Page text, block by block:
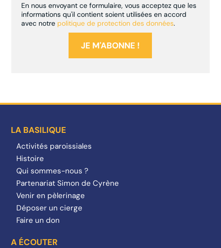
En nous envoyant ce formulaire, vous acceptez que les
informations qu'il contient soient utilisées en accord
avec notre politique de protection des données.
LA BASILIQUE
Activités paroissiales
Histoire
Qui sommes-nous ?
Partenariat Simon de Cyrène
Venir en pèlerinage
Déposer un cierge
Faire un don
A ÉCOUTER